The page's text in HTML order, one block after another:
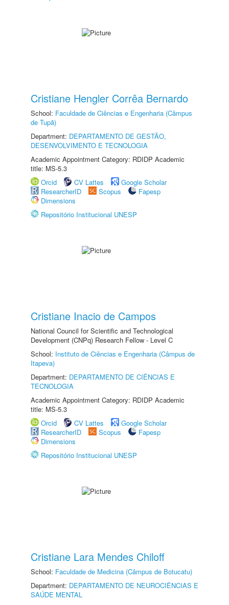
Cristiane Hengler Corrêa Bernardo
School: Faculdade de Ciências e Engenharia (Câmpus
de Tupã)
Department: DEPARTAMENTO DE GESTÃO,
DESENVOLVIMENTO E TECNOLOGIA
Academic Appointment Category: RDIDP Academic
title: MS-5.3
Orcid
CV Lattes
Google Scholar
ResearcherID
Scopus
Fapesp
Dimensions
Repositório Institucional UNESP
Cristiane Inacio de Campos
National Council for Scientific and Technological
Development (CNPq) Research Fellow - Level C
School: Instituto de Ciências e Engenharia (Câmpus de
Itapeva)
Department: DEPARTAMENTO DE CIÊNCIAS E
TECNOLOGIA
Academic Appointment Category: RDIDP Academic
title: MS-5.3
Orcid
CV Lattes
Google Scholar
ResearcherID
Scopus
Fapesp
Dimensions
Repositório Institucional UNESP
Cristiane Lara Mendes Chiloff
School: Faculdade de Medicina (Câmpus de Botucatu)
Department: DEPARTAMENTO DE NEUROCIÊNCIAS E
SAÚDE MENTAL